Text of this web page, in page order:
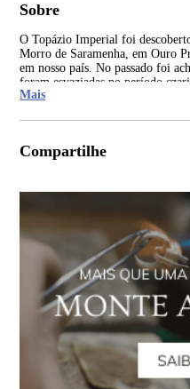
Sobre
O Topázio Imperial foi
Morro de Saramenha, em Ouro
em nosso país. No passado foi
foram esvaziadas no período
alumínio que tem sua coloração
Mais
Compartilhe